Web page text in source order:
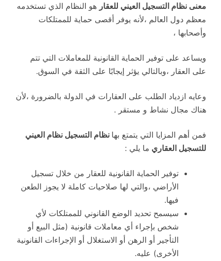
معنى نظام التسجيل العيني للعقار هو النظام الذي تستخدمه
معظم دول العالم ،لأنه يوفر أقصى حماية للممتلكات
وأصحابها ،
ويساعد على توفير الحماية القانونية للمعاملات التي تتم
على العقار ،وبالتالي يؤثر إيجابًا على الثقة في السوق.
وعايه ازدياد الطلب على العقارات في الدولة بالضرورة ،لأن
هناك مجال نشاط و مستقر .
فمن أهم المزايا التي يتمتع بها نظام التسجيل نظام العيني
للتسجيل العقاري ما يلي :
توفير الحماية القانونية للعقار من خلال تسجيل
الأراضي ،والتي لها صلاحيات كاملة لا يجوز الطعن
فيها.
سيسمح تحديد الوضع القانوني للممتلكات لأي
شخص بإجراء أي معاملات قانونية (مثل البيع أو
التأجير أو الرهن أو الاستغلال أو الإجراءات القانونية
الأخرى) عليه.